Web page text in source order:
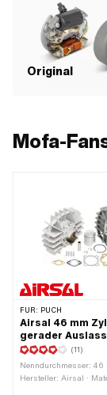
Original
Mofa-
FÜR: PUCH
Airsal 46 mm
gerader
(11)
Nenndurchmesser: 46
Hersteller: Airsal ·